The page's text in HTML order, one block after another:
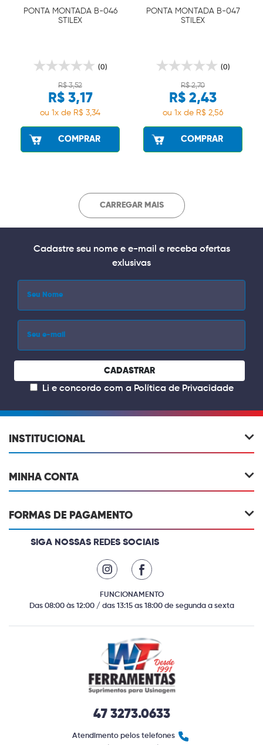
PONTA MONTADA B-046
STILEX
(0)
R$ 3,52
R$ 3,17
ou 1x de R$ 3,34
COMPRAR
PONTA MONTADA B-047
STILEX
(0)
R$ 2,70
R$ 2,43
ou 1x de R$ 2,56
COMPRAR
CARREGAR MAIS
Cadastre seu nome e e-mail e receba ofertas
exlusivas
CADASTRAR
Li e concordo com a Política de Privacidade
INSTITUCIONAL
MINHA CONTA
FORMAS DE PAGAMENTO
SIGA NOSSAS REDES SOCIAIS
FUNCIONAMENTO
Das 08:00 às 12:00 / das 13:15 as 18:00 de segunda a sexta
47 3273.0633
Atendimento pelos telefones